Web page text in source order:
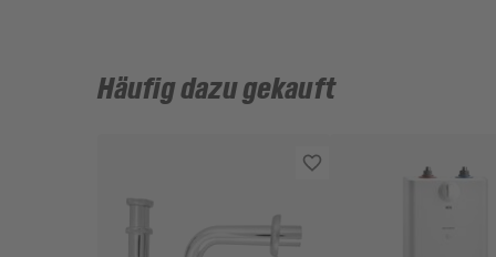
Häufig dazu gekauft